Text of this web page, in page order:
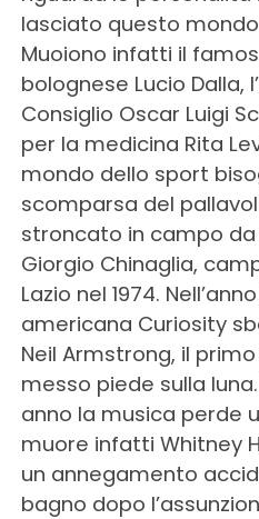
lasciato questo mondo
Muoiono infatti il
bolognese Lucio Dalla,
Consiglio Oscar Luigi
per la medicina Rita
mondo dello sport
scomparsa del
stroncato in campo
Giorgio Chinaglia,
Lazio nel 1974.
americana Curiosity
Neil Armstrong, il
messo piede sulla
anno la musica perde
muore infatti Whitney
un annegamento
bagno dopo